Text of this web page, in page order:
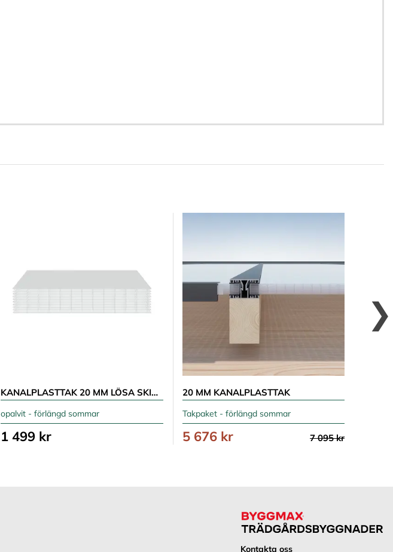
KANALPLASTTAK 20 MM LÖSA SKIVOR
opalvit - förlängd sommar
1 499 kr
20 MM KANALPLASTTAK
Takpaket - förlängd sommar
5 676 kr 7 095 kr
Kontakta oss